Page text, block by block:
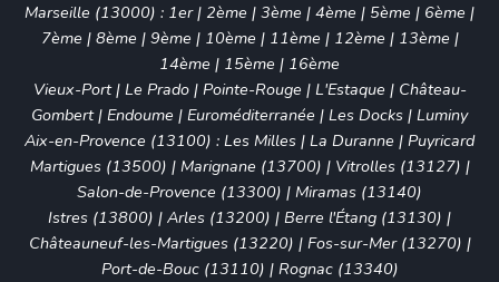
Marseille (13000) : 1er| 2ème | 3ème | 4ème | 5ème | 6ème |
7ème | 8ème | 9ème | 10ème | 11ème | 12ème | 13ème |
14ème | 15ème | 16ème
Vieux-Port| Le Prado| Pointe-Rouge | L'Estaque | Château-
Gombert| Endoume | Euroméditerranée | Les Docks | Luminy
Aix-en-Provence (13100) : Les Milles | La Duranne | Puyricard
Martigues (13500) | Marignane (13700) | Vitrolles (13127) |
Salon-de-Provence (13300) | Miramas (13140)
Istres (13800) | Arles (13200) | Berre l'Étang (13130) |
Châteauneuf-les-Martigues (13220) | Fos-sur-Mer (13270) |
Port-de-Bouc (13110) | Rognac (13340)